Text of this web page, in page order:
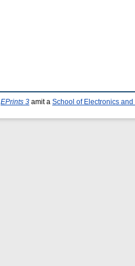
EPrints 3 amit a School of Electronics